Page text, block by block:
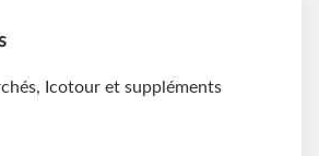
Icotour et suppléments